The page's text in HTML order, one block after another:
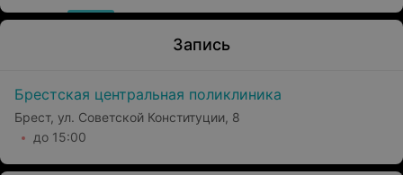
Запись
Брестская центральная поликлиника
Брест, ул. Советской Конституции, 8
до 15:00